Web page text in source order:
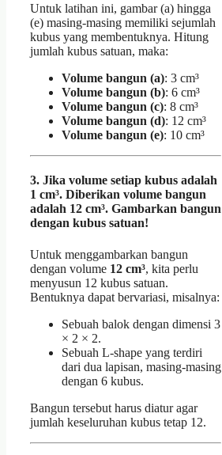
Untuk latihan ini, gambar (a) hingga
(e) masing-masing memiliki sejumlah
kubus yang membentuknya. Hitung
jumlah kubus satuan, maka:
Volume bangun (a): 3 cm³
Volume bangun (b): 6 cm³
Volume bangun (c): 8 cm³
Volume bangun (d): 12 cm³
Volume bangun (e): 10 cm³
3. Jika volume setiap kubus adalah
1 cm³. Diberikan volume bangun
adalah 12 cm³. Gambarkan bangun
dengan kubus satuan!
Untuk menggambarkan bangun
dengan volume 12 cm³, kita perlu
menyusun 12 kubus satuan.
Bentuknya dapat bervariasi, misalnya:
Sebuah balok dengan dimensi 3
× 2 × 2.
Sebuah L-shape yang terdiri
dari dua lapisan, masing-masing
dengan 6 kubus.
Bangun tersebut harus diatur agar
jumlah keseluruhan kubus tetap 12.